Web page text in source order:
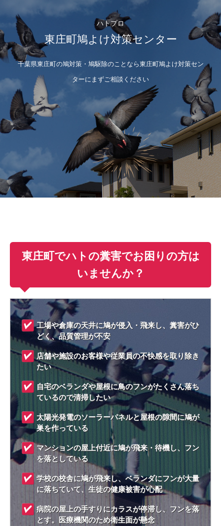
ハトプロ
東庄町鳩よけ対策センター
千葉県東庄町の鳩対策・鳩駆除のことなら東庄町鳩よけ対策セン
ターにまずご相談ください
東庄町でハトの糞害でお困りの方は
いませんか？
工場や倉庫の天井に鳩が侵入・飛来し、糞害がひ
どく、品質管理が不安
店舗や施設のお客様や従業員の不快感を取り除き
たい
自宅のベランダや屋根に鳥のフンがたくさん落ち
ているので清掃したい
太陽光発電のソーラーパネルと屋根の隙間に鳩が
巣を作っている
マンションの屋上付近に鳩が飛来・待機し、フン
を落としている
学校の校舎に鳩が飛来し、ベランダにフンが大量
に落ちていて、生徒の健康被害が心配
病院の屋上の手すりにカラスが停滞し、フンを落
とす。医療機関のため衛生面が懸念